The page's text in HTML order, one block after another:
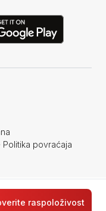
raspoloživost
Politika povraćaja